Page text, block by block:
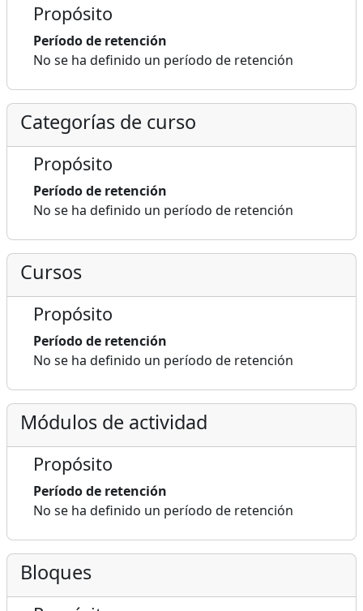
Propósito
Período de retención
No se ha definido un período de retención
Categorías de curso
Propósito
Período de retención
No se ha definido un período de retención
Cursos
Propósito
Período de retención
No se ha definido un período de retención
Módulos de actividad
Propósito
Período de retención
No se ha definido un período de retención
Bloques